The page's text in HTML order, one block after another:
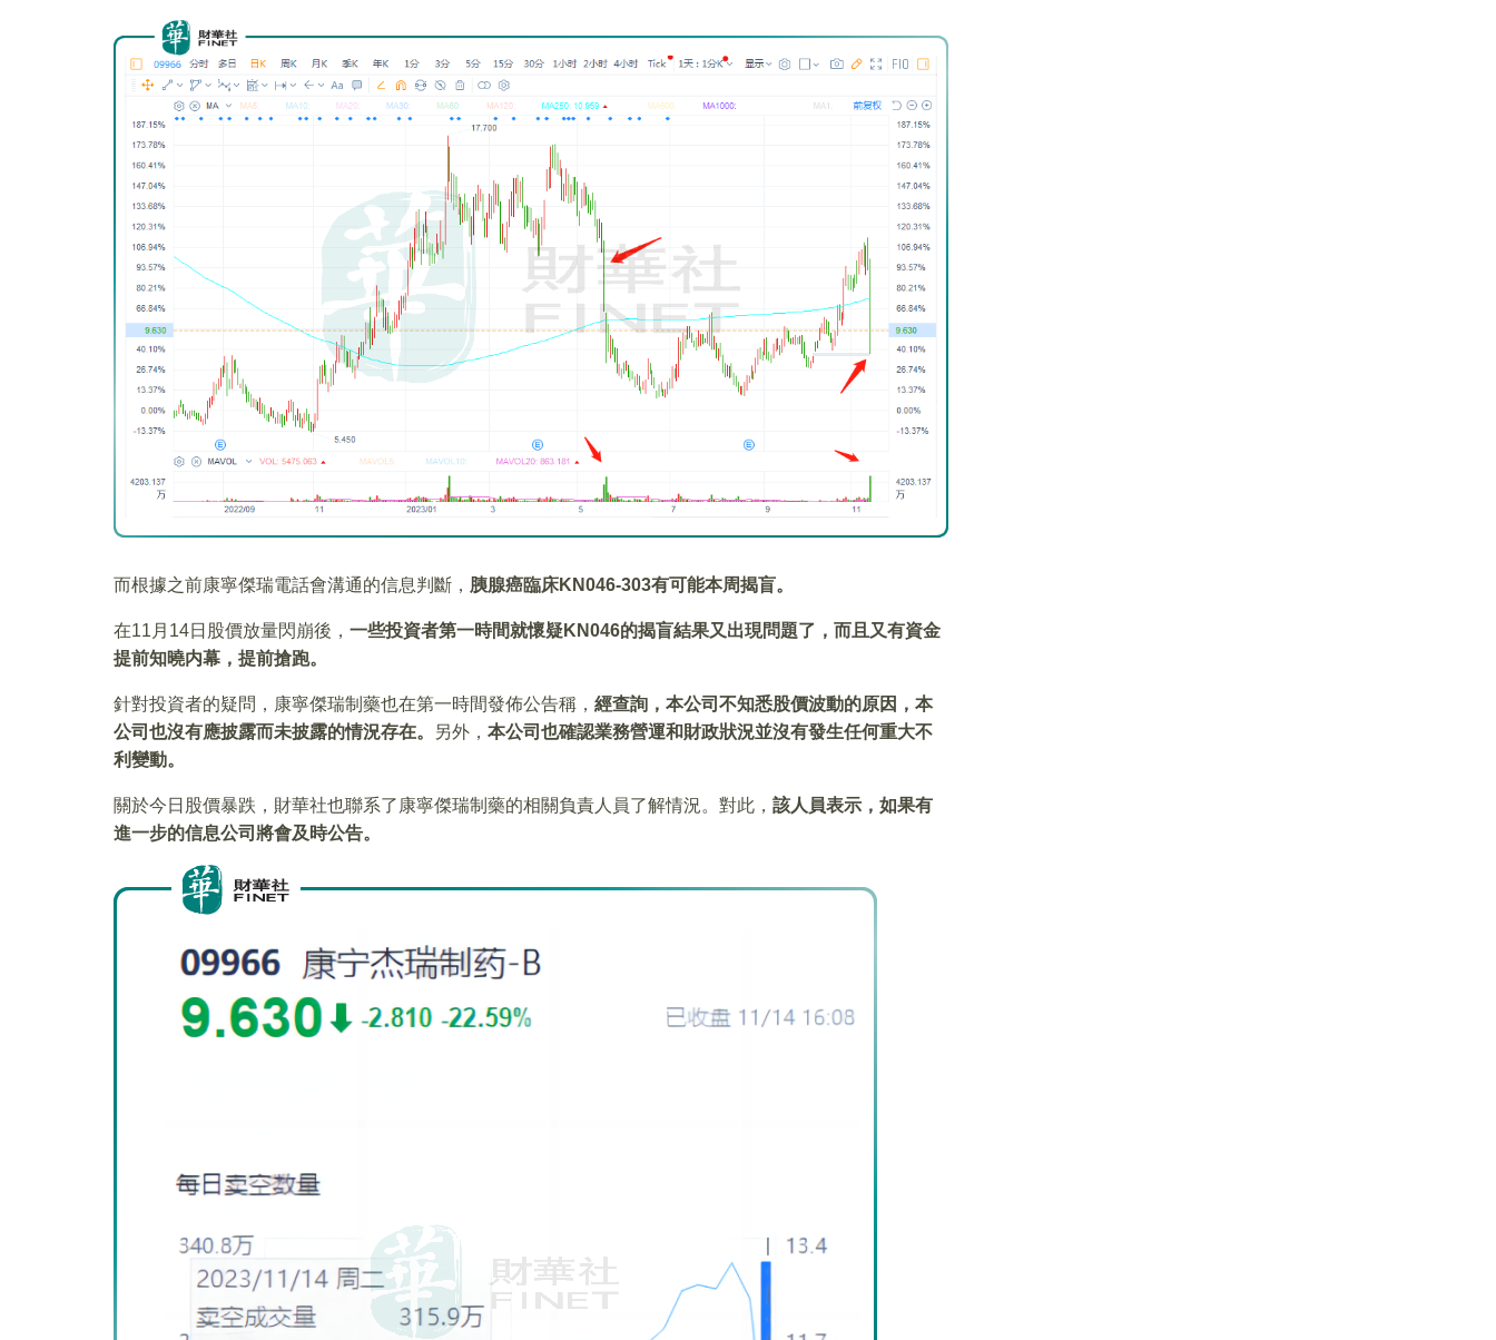
而根據之前康寧傑瑞電話會溝通的信息判斷， 胰腺癌臨床KN046-303有可能本周揭盲。
在11月14日股價放量閃崩後， 一些投資者第一時間就懷疑KN046的揭盲結果又出現問題了，而且又有資金
提前知曉内幕，提前搶跑。
針對投資者的疑問，康寧傑瑞制藥也在第一時間發佈公告稱， 經查詢，本公司不知悉股價波動的原因，本
公司也沒有應披露而未披露的情況存在。
另外， 本公司也確認業務營運和財政狀況並沒有發生任何重大不
利變動。
關於今日股價暴跌，財華社也聯系了康寧傑瑞制藥的相關負責人員了解情況。對此， 該人員表示，如果有
進一步的信息公司將會及時公告。